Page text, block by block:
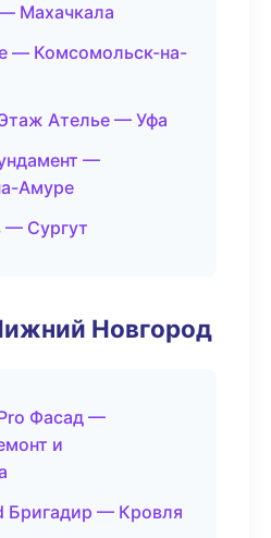
Махачкала
— Комсомольск-на-
Ателье — Уфа
—
Амуре
— Сургут
Новгород
Фасад —
и
Бригадир — Кровля